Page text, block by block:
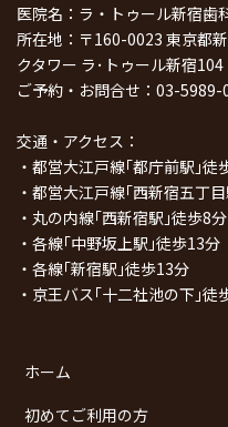
医院名：ラ・トゥール新宿歯
所在地：〒160-0023 東京都
クタワー ラ･トゥール新宿104
ご予約・お問合せ： 03-5989-
交通・アクセス：
・都営大江戸線｢都庁前駅｣徒
・都営大江戸線｢西新宿五丁
・丸の内線｢西新宿駅｣徒歩8分
・各線｢中野坂上駅｣徒歩13分
・各線｢新宿駅｣徒歩13分
・京王バス｢十二社池の下｣徒
ホーム
初めてご利用の方